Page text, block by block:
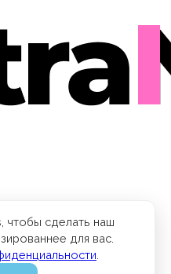
сделать наш
для вас.